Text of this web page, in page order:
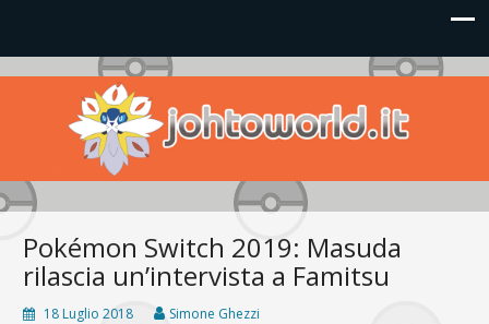
Johto World
Le novità più frizzanti dall'universo Pokémon e Nintendo
Pokémon Switch 2019: Masuda
rilascia un’intervista a Famitsu
18 Luglio 2018 Simone Ghezzi